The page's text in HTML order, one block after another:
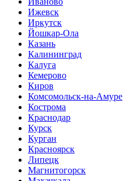
Ижевск
Иркутск
Йошкар-Ола
Казань
Калининград
Калуга
Кемерово
Киров
Комсомольск-на-Амуре
Кострома
Краснодар
Курск
Курган
Красноярск
Липецк
Магнитогорск